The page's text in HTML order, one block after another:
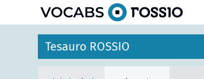
Tesauro ROSSIO
Canibalismo
Colecionismo
Conflitos armados
Conquistas
Conversões (Atividades)
Cremações
Crimes
Desastres provocados pelo ser humano